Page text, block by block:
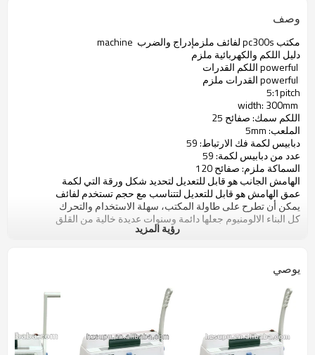
وصف
مكتب pc300s لفائف ملزمإدراج والضرب machine
دليل اللكم والكهربائية ملزم
5:1pitch
اللكم سمك: صفائح 25
الملعب: 5mm
دبابيس لكمة فك الارتباط: 59
عدد من دبابيس لكمة: 59
السماكة ملزم: صفائح 120
الهامش الجانب هو قابل للتعديل لتحديد شكل ورقة التي لكمة
عمق الهامش هو قابل للتعديل لتتناسب مع حجم تستخدم لفائف
يمكن أن تطرح على طاولة المكتب، سهلة الاستخدام والتحرك
كل البناء الالومنيوم جعلها دائمة وسنوات عديدة خالية من القلق
رؤية المزيد
يوصي